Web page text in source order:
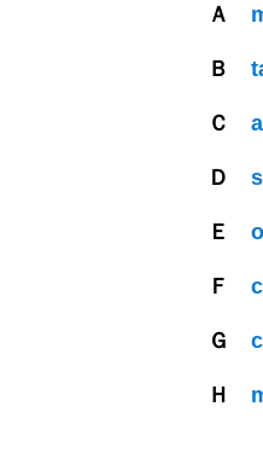
Ａ
Ｂ
Ｃ
Ｄ
Ｅ
Ｆ
Ｇ
Ｈ